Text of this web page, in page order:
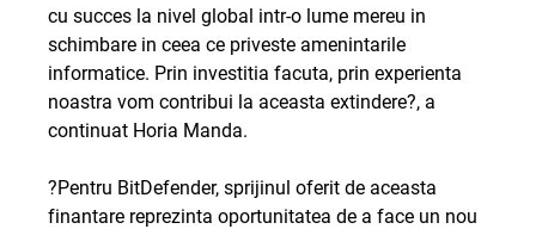
cu succes la nivel global intr-o lume mereu in
schimbare in ceea ce priveste amenintarile
informatice. Prin investitia facuta, prin experienta
noastra vom contribui la aceasta extindere?, a
continuat Horia Manda.
?Pentru BitDefender, sprijinul oferit de aceasta
finantare reprezinta oportunitatea de a face un nou